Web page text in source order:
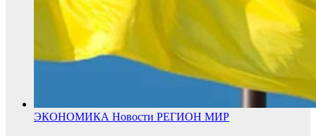
ЭКОНОМИКА Новости РЕГИОН МИР